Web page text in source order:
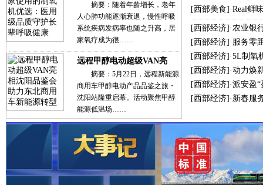
摘要：随着年龄增长，老年
人心肺功能逐渐衰退，慢性呼吸
系统疾病发病率也随之升高，居
家氧疗成为很……
远程甲醇电动超级VAN亮
摘要：5月22日，远程新能源
商用车甲醇电动产品品鉴之旅・
沈阳站隆重启幕。活动聚焦甲醇
能源低温场……
[西部美食]·Real鲜
[西部经济]·农业银
[西部经济]· 服务零
[西部经济]·5L制氧
[西部经济]·动力焕
[西部经济]·派安盈
[西部经济]· 新春服